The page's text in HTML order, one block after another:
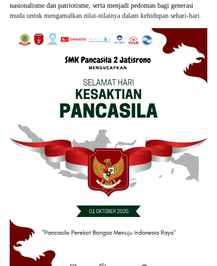
nasionalisme dan patriotisme, serta menjadi pedoman bagi generasi
muda untuk mengamalkan nilai-nilainya dalam kehidupan sehari-hari.